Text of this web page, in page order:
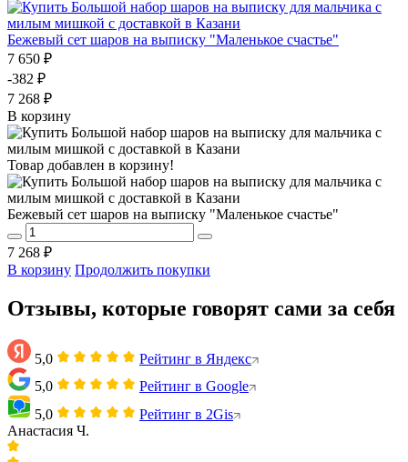
Бежевый сет шаров на выписку "Маленькое счастье"
7 650 ₽
-382 ₽
7 268 ₽
В корзину
Товар добавлен в корзину!
Бежевый сет шаров на выписку "Маленькое счастье"
7 268 ₽
В корзину Продолжить покупки
Отзывы, которые говорят сами за себя
5,0
Рейтинг в Яндекс
5,0
Рейтинг в Google
5,0
Рейтинг в 2Gis
Анастасия Ч.